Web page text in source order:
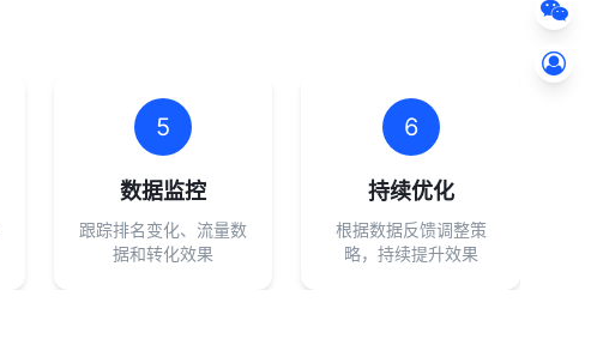
5
数据监控
跟踪排名变化、流量数
据和转化效果
6
持续优化
根据数据反馈调整策
略，持续提升效果